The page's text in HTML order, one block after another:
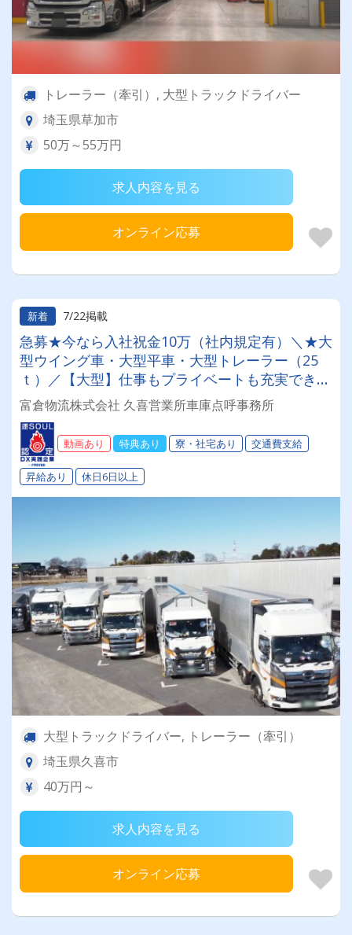
トレーラー（牽引）, 大型トラックドライバー
埼玉県草加市
50万～55万円
求人内容を見る
オンライン応募
新着 7/22掲載
急募★今なら入社祝金10万（社内規定有）＼★大
型ウイング車・大型平車・大型トレーラー（25
ｔ）／【大型】仕事もプライベートも充実でき
る！【会社全額負担】免許取得制度でスキルアッ
プも叶います☆彡◎日・祝休み(連休あり)◎成果
報酬◎退職金◎昇給◎未経験OK◎
富倉物流株式会社 久喜営業所車庫点呼事務所
動画あり 特典あり 寮・社宅あり 交通費支給
昇給あり 休日6日以上
大型トラックドライバー, トレーラー（牽引）
埼玉県久喜市
40万円～
求人内容を見る
オンライン応募